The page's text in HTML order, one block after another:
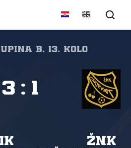
B, 13. kolo
ŽNK
3 : 1